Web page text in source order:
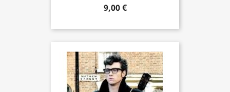
9,00 €